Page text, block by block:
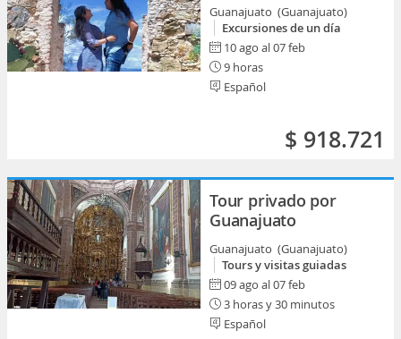
Guanajuato (Guanajuato)
Excursiones de un día
10 ago al 07 feb
9 horas
Español
$ 918.721
Tour privado por
Guanajuato
Guanajuato (Guanajuato)
Tours y visitas guiadas
09 ago al 07 feb
3 horas y 30 minutos
Español